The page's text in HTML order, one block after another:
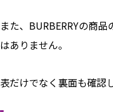
また、BURBERRYの商
はありません。
表だけでなく裏面も確認